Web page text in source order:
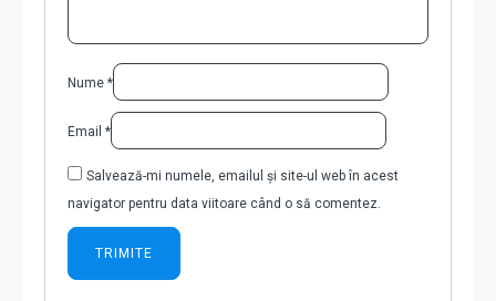
Nume *
Email *
Salvează-mi numele, emailul și site-ul web în acest
navigator pentru data viitoare când o să comentez.